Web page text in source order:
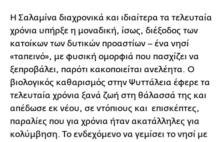
Η Σαλαμίνα διαχρονικά και ιδιαίτερα τα τελευταία
χρόνια υπήρξε η μοναδική, ίσως, διέξοδος των
κατοίκων των δυτικών προαστίων – ένα νησί
«ταπεινό», με φυσική ομορφιά που πασχίζει να
ξεπροβάλει, παρότι κακοποιείται ανελέητα. Ο
βιολογικός καθαρισμός στην Ψυττάλεια έφερε τα
τελευταία χρόνια ξανά ζωή στη θάλασσά της και
απέδωσε εκ νέου, σε ντόπιους και επισκέπτες,
παραλίες που για χρόνια ήταν ακατάλληλες για
κολύμβηση. Το ενδεχόμενο να γεμίσει το νησί με